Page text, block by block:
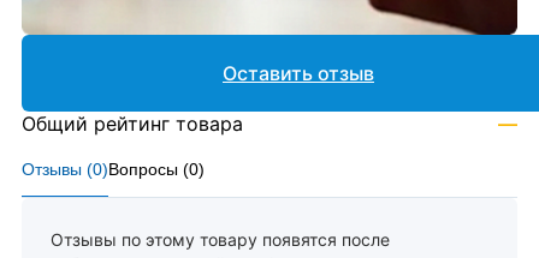
Отзывы (0)Вопросы (0)
Отзывы по этому товару появятся после
Оставить отзыв
Общий рейтинг товара —